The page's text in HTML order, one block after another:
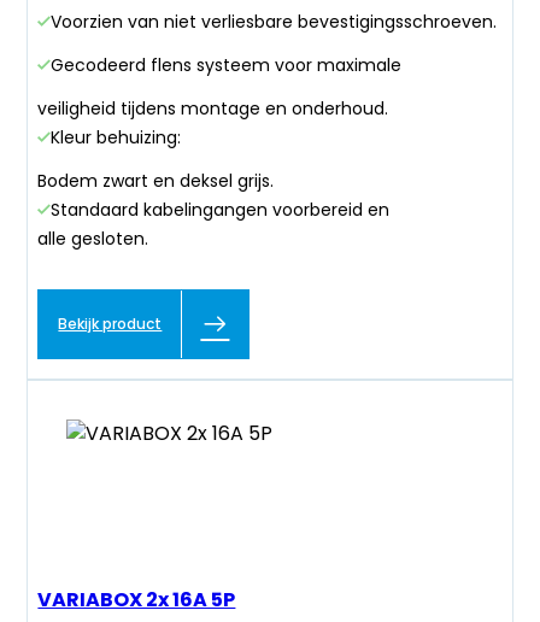
Voorzien van niet verliesbare bevestigingsschroeven.
Gecodeerd flens systeem voor maximale
veiligheid tijdens montage en onderhoud.
Kleur behuizing:
Bodem zwart en deksel grijs.
Standaard kabelingangen voorbereid en
alle gesloten.
Bekijk product
VARIABOX 2x 16A 5P